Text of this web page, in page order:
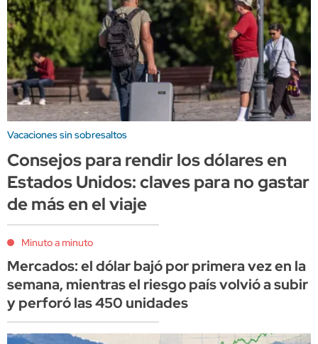
Vacaciones sin sobresaltos
Consejos para rendir los dólares en
Estados Unidos: claves para no gastar
de más en el viaje
Minuto a minuto
Mercados: el dólar bajó por primera vez en la
semana, mientras el riesgo país volvió a subir
y perforó las 450 unidades